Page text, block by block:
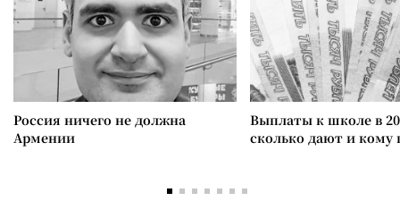
Россия ничего не должна
Армении
Выплаты к школе в
сколько дают и